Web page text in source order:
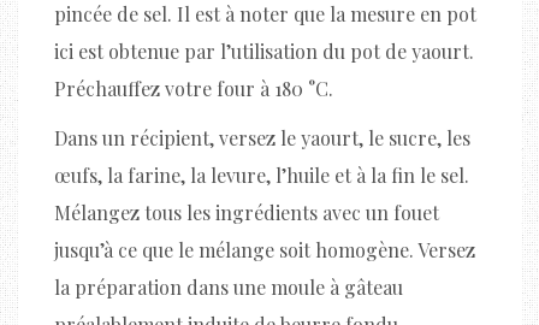
pincée de sel. Il est à noter que la mesure en pot
ici est obtenue par l’utilisation du pot de yaourt.
Préchauffez votre four à 180 °C.
Dans un récipient, versez le yaourt, le sucre, les
œufs, la farine, la levure, l’huile et à la fin le sel.
Mélangez tous les ingrédients avec un fouet
jusqu’à ce que le mélange soit homogène. Versez
la préparation dans une moule à gâteau